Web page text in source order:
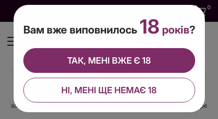
0
Мастурбатори без вібрації Мастурбатор Kiiroo Feel Apolonia Lapeidra
Вам вже виповнилось 18 років?
НІ, МЕНІ ЩЕ НЕМАЄ 18
ТАК, МЕНІ ВЖЕ Є 18